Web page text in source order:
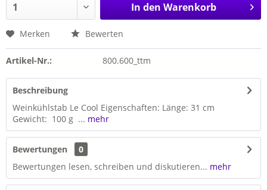
In den Warenkorb
Merken Bewerten
Artikel-Nr.: 800.600_ttm
Beschreibung
Weinkühlstab Le Cool Eigenschaften: Länge: 31 cm
Gewicht: 100 g ... mehr
Bewertungen
0
Bewertungen lesen, schreiben und diskutieren... mehr